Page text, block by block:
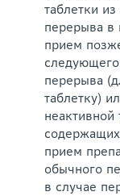
таблетки
перерыва в
прием
перерыва
таблетку)
неактивной
прием
обычного
в случае